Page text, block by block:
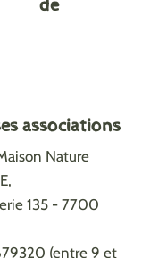
de
associations
Nature
135 - 7700
(entre 9 et